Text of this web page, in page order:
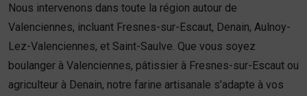
Nous intervenons dans toute la région autour de
Valenciennes, incluant Fresnes-sur-Escaut, Denain, Aulnoy-
Lez-Valenciennes, et Saint-Saulve. Que vous soyez
boulanger à Valenciennes, pâtissier à Fresnes-sur-Escaut ou
agriculteur à Denain, notre farine artisanale s’adapte à vos